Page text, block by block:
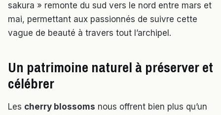
sakura » remonte du sud vers le nord entre mars et
mai, permettant aux passionnés de suivre cette
vague de beauté à travers tout l’archipel.
Un patrimoine naturel à préserver et
célébrer
Les cherry blossoms nous offrent bien plus qu’un